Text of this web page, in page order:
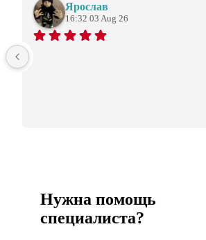
Ярослав
16:32 03 Aug 26
Нужна помощь
специалиста?